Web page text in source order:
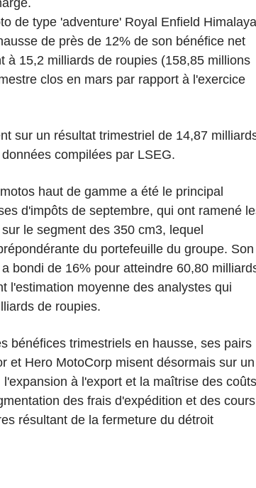
de type 'adventure' Royal Enfield
de près de 12% de son bénéfice net
à 15,2 milliards de roupies (158,85 millions
clos en mars par rapport à l'exercice
sur un résultat trimestriel de 14,87
compilées par LSEG.
haut de gamme a été le principal
d'impôts de septembre, qui ont ramené
le segment des 350 cm3, lequel
du portefeuille du groupe. Son
bondi de 16% pour atteindre 60,80
l'estimation moyenne des analystes qui
de roupies.
bénéfices trimestriels en hausse, ses pairs
et Hero MotoCorp misent désormais sur un
à l'export et la maîtrise des coûts
des frais d'expédition et des cours
résultant de la fermeture du détroit